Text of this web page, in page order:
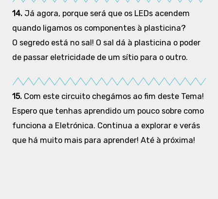
14. Já agora, porque será que os LEDs acendem
quando ligamos os componentes à plasticina?
O segredo está no sal! O sal dá à plasticina o poder
de passar eletricidade de um sítio para o outro.
15.Com este circuito chegámos ao fim deste Tema!
Espero que tenhas aprendido um pouco sobre como
funciona a Eletrónica. Continua a explorar e verás
que há muito mais para aprender! Até à próxima!